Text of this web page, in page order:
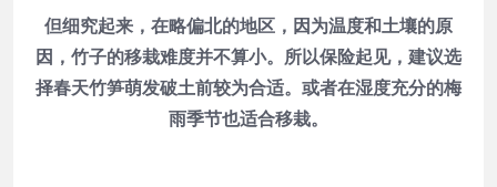
但细究起来，在略偏北的地区，因为温度和土壤的原
因，竹子的移栽难度并不算小。所以保险起见，建议选
择春天竹笋萌发破土前较为合适。或者在湿度充分的梅
雨季节也适合移栽。